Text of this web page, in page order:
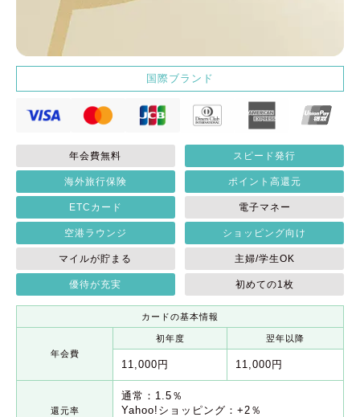
国際ブランド
年会費無料 スピード発行
海外旅行保険 ポイント高還元
ETCカード 電子マネー
空港ラウンジ ショッピング向け
マイルが貯まる 主婦/学生OK
優待が充実 初めての1枚
カードの基本情報
年会費
初年度 翌年以降
11,000円 11,000円
還元率
通常：1.5％
Yahoo!ショッピング：+2％